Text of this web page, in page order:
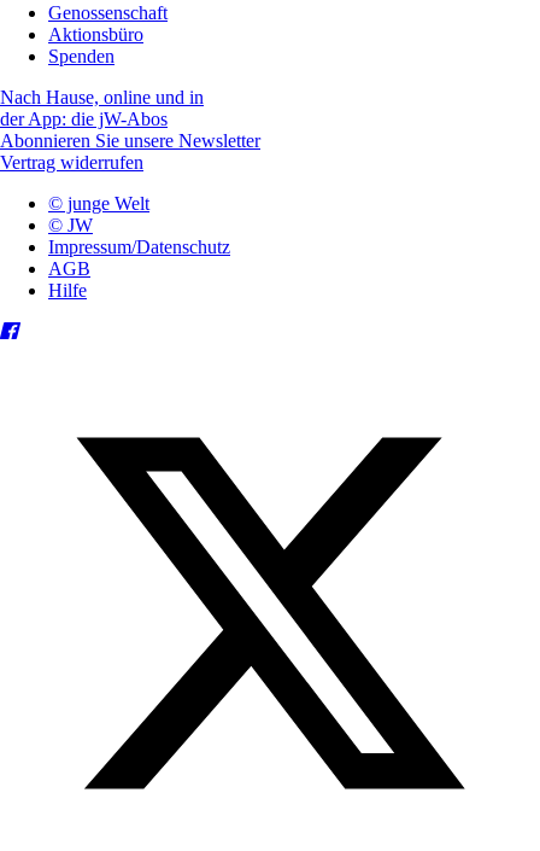
Genossenschaft
Aktionsbüro
Spenden
Nach Hause, online und in
der App: die jW-Abos
Abonnieren Sie unsere Newsletter
Vertrag widerrufen
© junge Welt
© JW
Impressum/Datenschutz
AGB
Hilfe